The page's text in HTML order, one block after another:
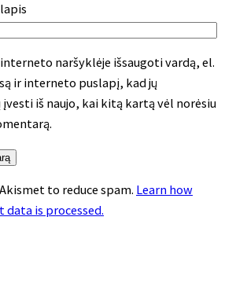
naršyklėje išsaugoti vardą, el.
ir interneto puslapį, kad jų
iš naujo, kai kitą kartą vėl norėsiu
to reduce spam. Learn how
data is processed.